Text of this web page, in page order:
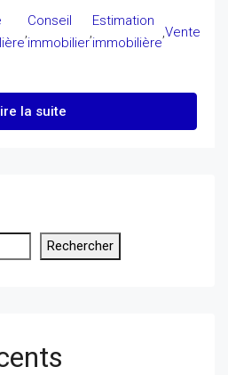
Conseil
immobilier
Estimation
immobilière
Vente
la suite
Rechercher